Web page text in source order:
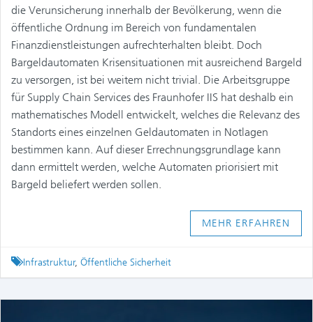
die Verunsicherung innerhalb der Bevölkerung, wenn die
öffentliche Ordnung im Bereich von fundamentalen
Finanzdienstleistungen aufrechterhalten bleibt. Doch
Bargeldautomaten Krisensituationen mit ausreichend Bargeld
zu versorgen, ist bei weitem nicht trivial. Die Arbeitsgruppe
für Supply Chain Services des Fraunhofer IIS hat deshalb ein
mathematisches Modell entwickelt, welches die Relevanz des
Standorts eines einzelnen Geldautomaten in Notlagen
bestimmen kann. Auf dieser Errechnungsgrundlage kann
dann ermittelt werden, welche Automaten priorisiert mit
Bargeld beliefert werden sollen.
MEHR ERFAHREN
Tagged
Infrastruktur, Öffentliche Sicherheit